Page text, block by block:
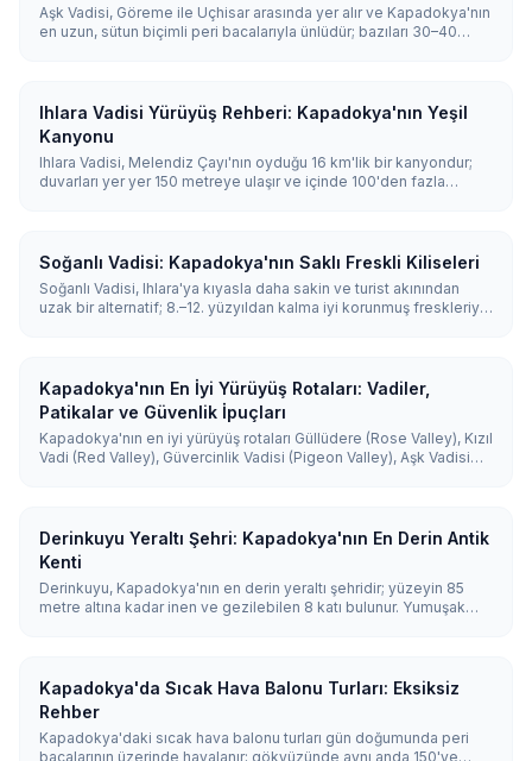
Aşk Vadisi, Göreme ile Uçhisar arasında yer alır ve Kapadokya'nın
en uzun, sütun biçimli peri bacalarıyla ünlüdür; bazıları 30–40
Ihlara Vadisi Yürüyüş Rehberi: Kapadokya'nın Yeşil
Kanyonu
Ihlara Vadisi, Melendiz Çayı'nın oyduğu 16 km'lik bir kanyondur;
duvarları yer yer 150 metreye ulaşır ve içinde 100'den fazla
Soğanlı Vadisi: Kapadokya'nın Saklı Freskli Kiliseleri
Soğanlı Vadisi, Ihlara'ya kıyasla daha sakin ve turist akınından
uzak bir alternatif; 8.–12. yüzyıldan kalma iyi korunmuş freskleriyle
Kapadokya'nın En İyi Yürüyüş Rotaları: Vadiler,
Patikalar ve Güvenlik İpuçları
Kapadokya'nın en iyi yürüyüş rotaları Güllüdere (Rose Valley), Kızıl
Vadi (Red Valley), Güvercinlik Vadisi (Pigeon Valley), Aşk Vadisi
kanyon yürüyüşü için Ihlara ile başlamalıdır.
Derinkuyu Yeraltı Şehri: Kapadokya'nın En Derin Antik
Kenti
Derinkuyu, Kapadokya'nın en derin yeraltı şehridir; yüzeyin 85
metre altına kadar inen ve gezilebilen 8 katı bulunur. Yumuşak
Kapadokya'da Sıcak Hava Balonu Turları: Eksiksiz
Rehber
Kapadokya'daki sıcak hava balonu turları gün doğumunda peri
bacalarının üzerinde havalanır; gökyüzünde aynı anda 150'ye